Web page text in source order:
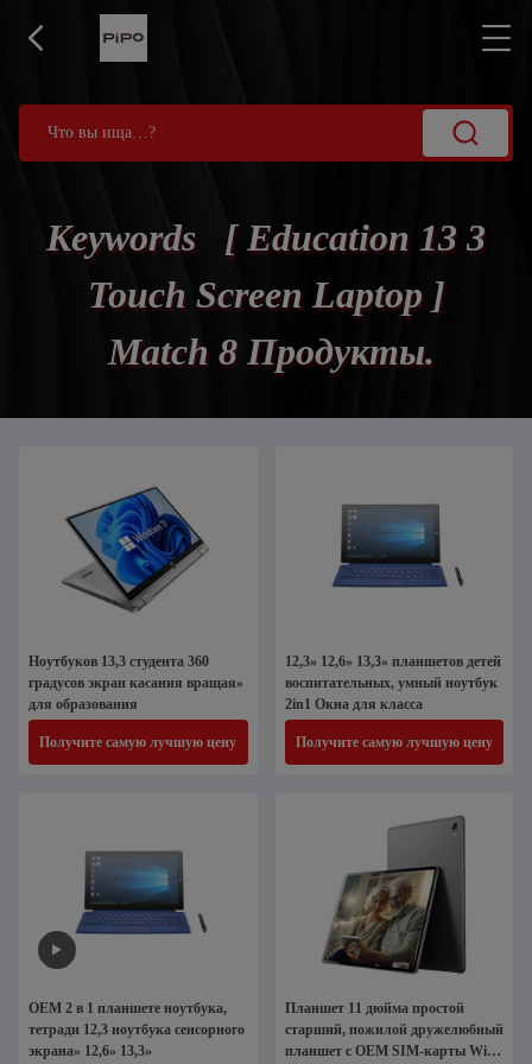
Keywords [ Education 13 3
Touch Screen Laptop ]
Match 8 Продукты.
Ноутбуков 13,3 студента 360
градусов экран касания вращая»
для образования
Получите самую лучшую цену
12,3» 12,6» 13,3» планшетов детей
воспитательных, умный ноутбук
2in1 Окна для класса
Получите самую лучшую цену
OEM 2 в 1 планшете ноутбука,
тетради 12,3 ноутбука сенсорного
экрана» 12,6» 13,3»
Планшет 11 дюйма простой
старший, пожилой дружелюбный
планшет с OEM SIM-карты WiFi